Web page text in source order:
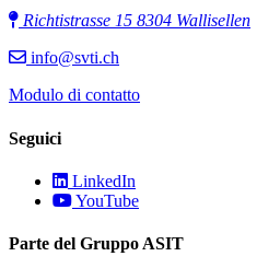
Richtistrasse 15 8304 Wallisellen
info@svti.ch
Modulo di contatto
Seguici
LinkedIn
YouTube
Parte del Gruppo ASIT